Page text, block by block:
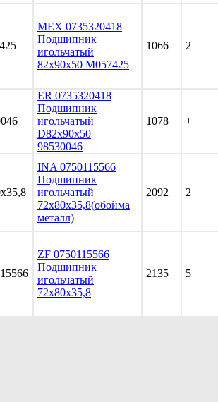
MEX 0735320418
Подшипник
игольчатый
82x90x50 M057425
1066 2
ER 0735320418
Подшипник
игольчатый
D82x90x50
98530046
1078 +
INA 0750115566
Подшипник
игольчатый
72x80x35,8(обойма
металл)
2092 2
ZF 0750115566
Подшипник
игольчатый
72x80x35,8
2135 5